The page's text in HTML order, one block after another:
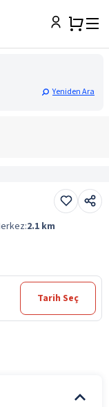
Yeniden Ara
2.1 km
Tarih Seç